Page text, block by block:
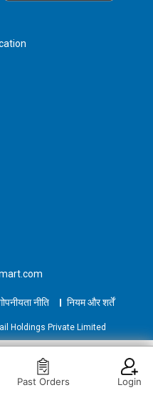
OUT OF STOCK
नीति नियम और शर्तें
Holdings Private Limited
Past Orders Login